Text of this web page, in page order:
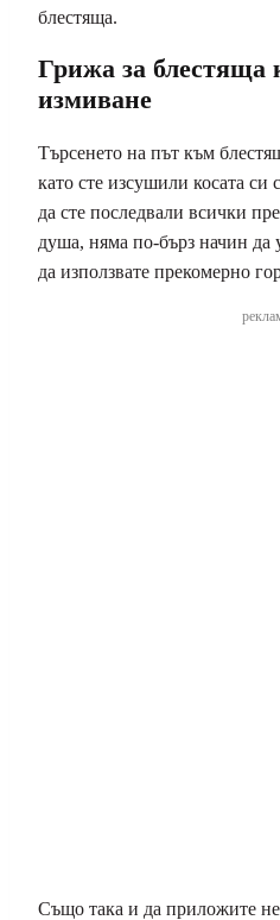
блестяща.
Грижа за блестяща
измиване
Търсенето на път към
като сте изсушили косата
да сте последвали всички
душа, няма по-бърз начин да
да използвате прекомерно
Също така и да приложите